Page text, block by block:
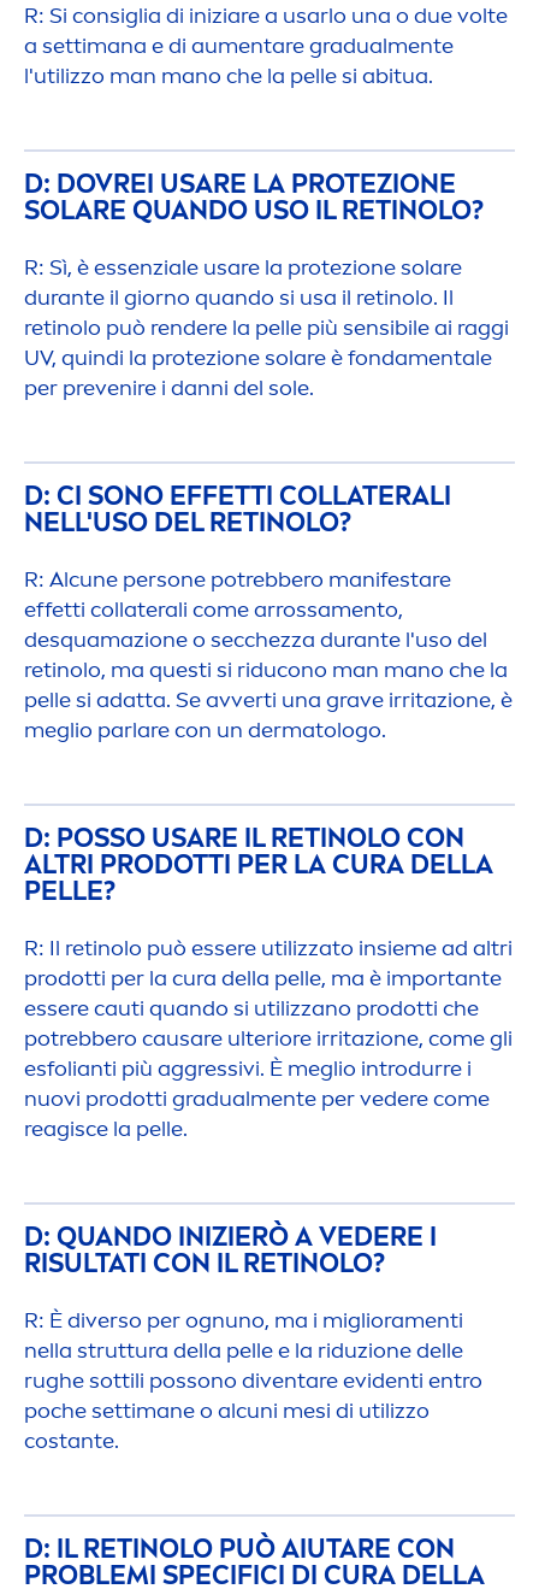
R: Si consiglia di iniziare a usarlo una o due volte
a settimana e di aumentare gradualmente
l'utilizzo man mano che la pelle si abitua.
D: DOVREI USARE LA PROTEZIONE
SOLARE QUANDO USO IL RETINOLO?
R: Sì, è essenziale usare la protezione solare
durante il giorno quando si usa il retinolo. Il
retinolo può rendere la pelle più sensibile ai raggi
UV, quindi la protezione solare è fondamentale
per prevenire i danni del sole.
D: CI SONO EFFETTI COLLATERALI
NELL'USO DEL RETINOLO?
R: Alcune persone potrebbero manifestare
effetti collaterali come arrossamento,
desquamazione o secchezza durante l'uso del
retinolo, ma questi si riducono man mano che la
pelle si adatta. Se avverti una grave irritazione, è
meglio parlare con un dermatologo.
D: POSSO USARE IL RETINOLO CON
ALTRI PRODOTTI PER LA CURA DELLA
PELLE?
R: Il retinolo può essere utilizzato insieme ad altri
prodotti per la cura della pelle, ma è importante
essere cauti quando si utilizzano prodotti che
potrebbero causare ulteriore irritazione, come gli
esfolianti più aggressivi. È meglio introdurre i
nuovi prodotti gradualmente per vedere come
reagisce la pelle.
D: QUANDO INIZIERÒ A VEDERE I
RISULTATI CON IL RETINOLO?
R: È diverso per ognuno, ma i miglioramenti
nella struttura della pelle e la riduzione delle
rughe sottili possono diventare evidenti entro
poche settimane o alcuni mesi di utilizzo
costante.
D: IL RETINOLO PUÒ AIUTARE CON
PROBLEMI SPECIFICI DI CURA DELLA